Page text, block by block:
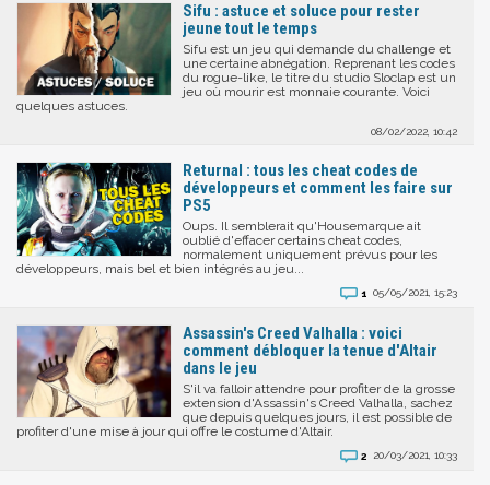
Sifu : astuce et soluce pour rester
jeune tout le temps
Sifu est un jeu qui demande du challenge et
une certaine abnégation. Reprenant les codes
du rogue-like, le titre du studio Sloclap est un
jeu où mourir est monnaie courante. Voici
quelques astuces.
08/02/2022, 10:42
Returnal : tous les cheat codes de
développeurs et comment les faire sur
PS5
Oups. Il semblerait qu'Housemarque ait
oublié d'effacer certains cheat codes,
normalement uniquement prévus pour les
développeurs, mais bel et bien intégrés au jeu...
1 05/05/2021, 15:23
Assassin's Creed Valhalla : voici
comment débloquer la tenue d'Altair
dans le jeu
S'il va falloir attendre pour profiter de la grosse
extension d'Assassin's Creed Valhalla, sachez
que depuis quelques jours, il est possible de
profiter d'une mise à jour qui offre le costume d'Altair.
2 20/03/2021, 10:33